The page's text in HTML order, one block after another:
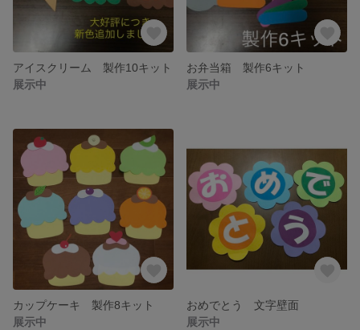
アイスクリーム 製作10キット
展示中
お弁当箱 製作6キット
展示中
カップケーキ 製作8キット
展示中
おめでとう 文字壁面
展示中